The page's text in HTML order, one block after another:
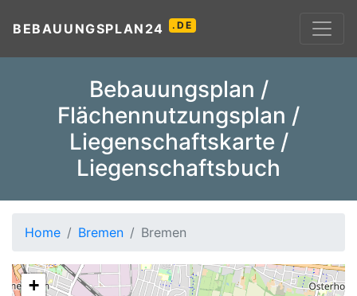
BEBAUUNGSPLAN24 .DE
Bebauungsplan /
Flächennutzungsplan /
Liegenschaftskarte /
Liegenschaftsbuch
Home Bremen Bremen
+